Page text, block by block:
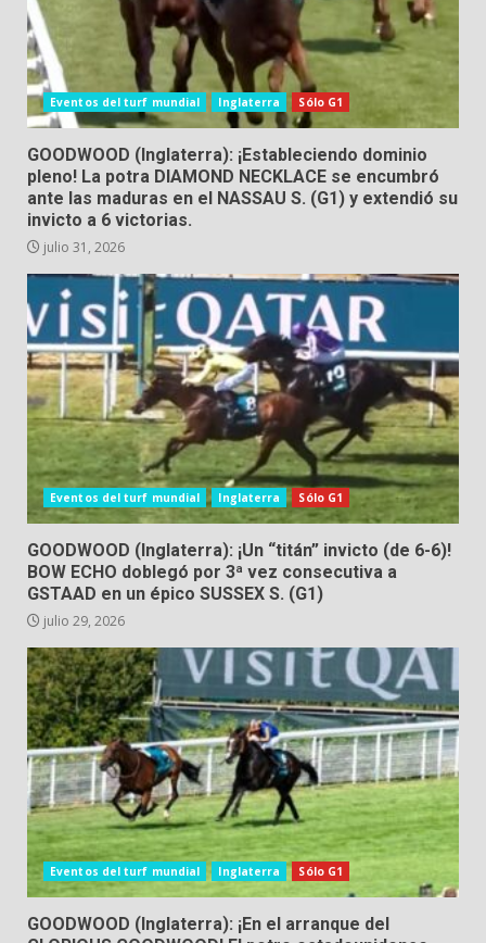
Eventos del turf mundial Inglaterra Sólo G1
GOODWOOD (Inglaterra): ¡Estableciendo dominio
pleno! La potra DIAMOND NECKLACE se encumbró
ante las maduras en el NASSAU S. (G1) y extendió su
invicto a 6 victorias.
julio 31, 2026
Eventos del turf mundial Inglaterra Sólo G1
GOODWOOD (Inglaterra): ¡Un “titán” invicto (de 6-6)!
BOW ECHO doblegó por 3ª vez consecutiva a
GSTAAD en un épico SUSSEX S. (G1)
julio 29, 2026
Eventos del turf mundial Inglaterra Sólo G1
GOODWOOD (Inglaterra): ¡En el arranque del